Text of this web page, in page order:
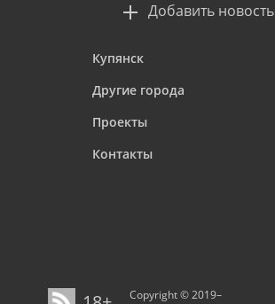
Добавить новость
Купянск
Другие города
Проекты
Контакты
Copyright © 2019–